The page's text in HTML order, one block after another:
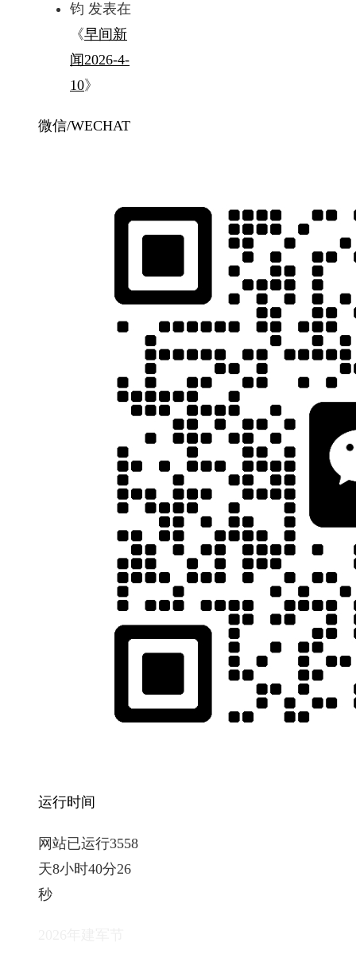
钧 发表在
《早间新
闻2026-4-
10》
微信/WECHAT
运行时间
网站已运行3558
天8小时40分27
秒